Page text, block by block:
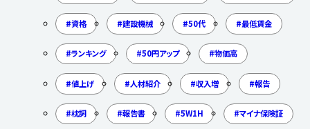
資格 建設機械 50代 最低賃金
ランキング 50円アップ 物価高
値上げ 人材紹介 収入増 報告
枕詞 報告書 5W1H マイナ保険証